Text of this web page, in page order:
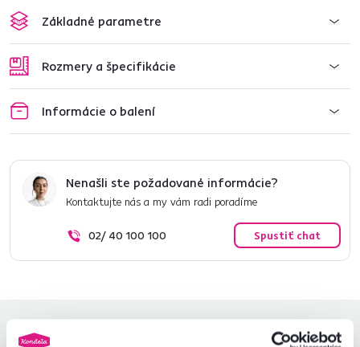
Základné parametre
Rozmery a špecifikácie
Informácie o balení
Nenašli ste požadované informácie?
Kontaktujte nás a my vám radi poradíme
02/ 40 100 100 Spustiť chat
Hodnotenia produktu